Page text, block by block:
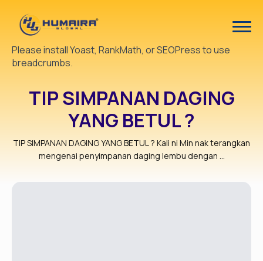
Please install Yoast, RankMath, or SEOPress to use
breadcrumbs.
TIP SIMPANAN DAGING
YANG BETUL ?
TIP SIMPANAN DAGING YANG BETUL ? Kali ni Min nak terangkan
mengenai penyimpanan daging lembu dengan ...